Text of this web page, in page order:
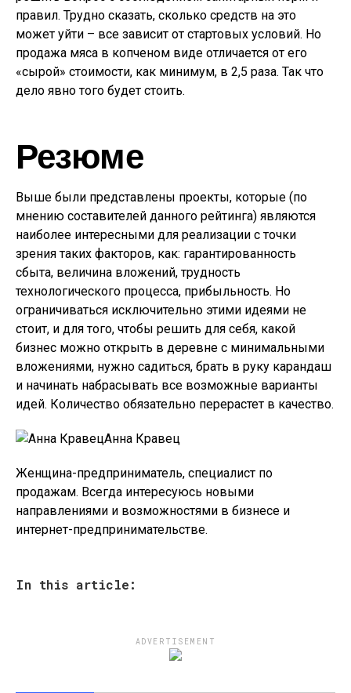
правил. Трудно сказать, сколько средств на это
может уйти – все зависит от стартовых условий. Но
продажа мяса в копченом виде отличается от его
«сырой» стоимости, как минимум, в 2,5 раза. Так что
дело явно того будет стоить.
Резюме
Выше были представлены проекты, которые (по
мнению составителей данного рейтинга) являются
наиболее интересными для реализации с точки
зрения таких факторов, как: гарантированность
сбыта, величина вложений, трудность
технологического процесса, прибыльность. Но
ограничиваться исключительно этими идеями не
стоит, и для того, чтобы решить для себя, какой
бизнес можно открыть в деревне с минимальными
вложениями, нужно садиться, брать в руку карандаш
и начинать набрасывать все возможные варианты
идей. Количество обязательно перерастет в качество.
Анна Кравец
Женщина-предприниматель, специалист по
продажам. Всегда интересуюсь новыми
направлениями и возможностями в бизнесе и
интернет-предпринимательстве.
In this article:
ADVERTISEMENT